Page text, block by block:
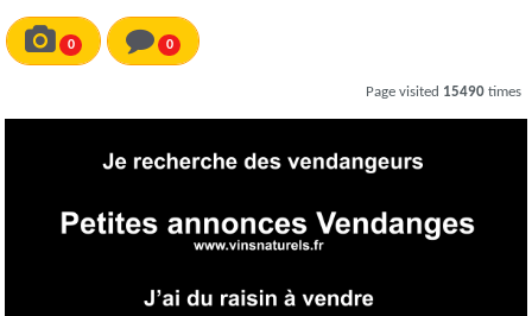
0 0
Page visited 15490 times